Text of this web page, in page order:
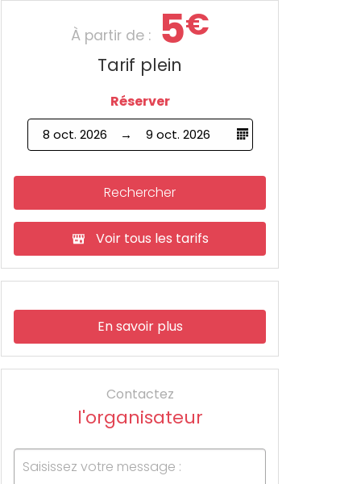
À partir de : 5€
Tarif plein
Réserver
8 oct. 2026 9 oct. 2026
Rechercher
Voir tous les tarifs
En savoir plus
Contactez
l'organisateur